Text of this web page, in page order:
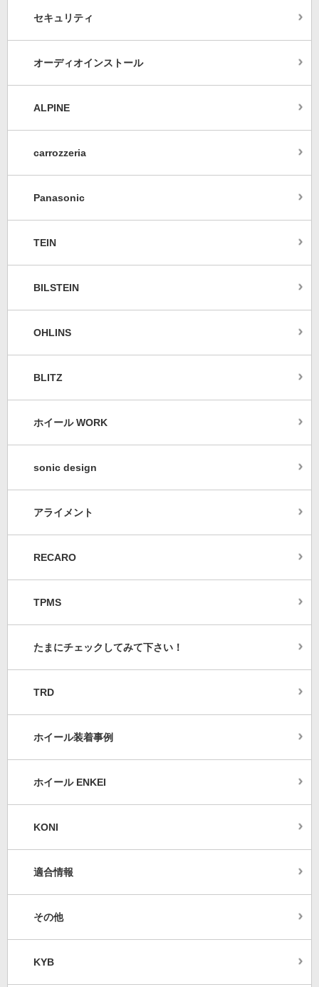
セキュリティ
オーディオインストール
ALPINE
carrozzeria
Panasonic
TEIN
BILSTEIN
OHLINS
BLITZ
ホイール WORK
sonic design
アライメント
RECARO
TPMS
たまにチェックしてみて下さい！
TRD
ホイール装着事例
ホイール ENKEI
KONI
適合情報
その他
KYB